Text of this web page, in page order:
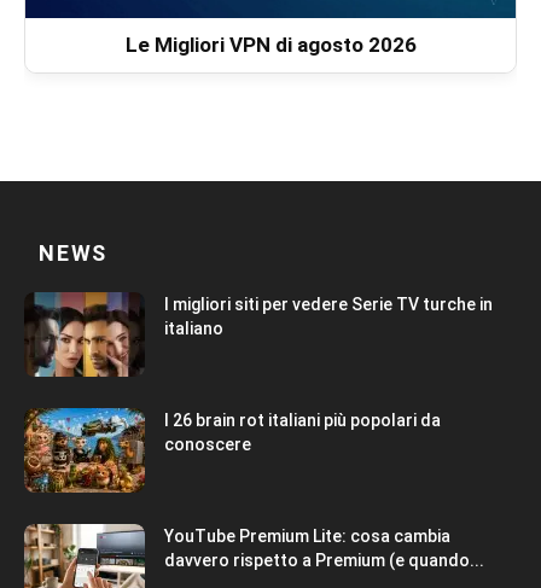
Le Migliori VPN di agosto 2026
NEWS
I migliori siti per vedere Serie TV turche in
italiano
I 26 brain rot italiani più popolari da
conoscere
YouTube Premium Lite: cosa cambia
davvero rispetto a Premium (e quando...